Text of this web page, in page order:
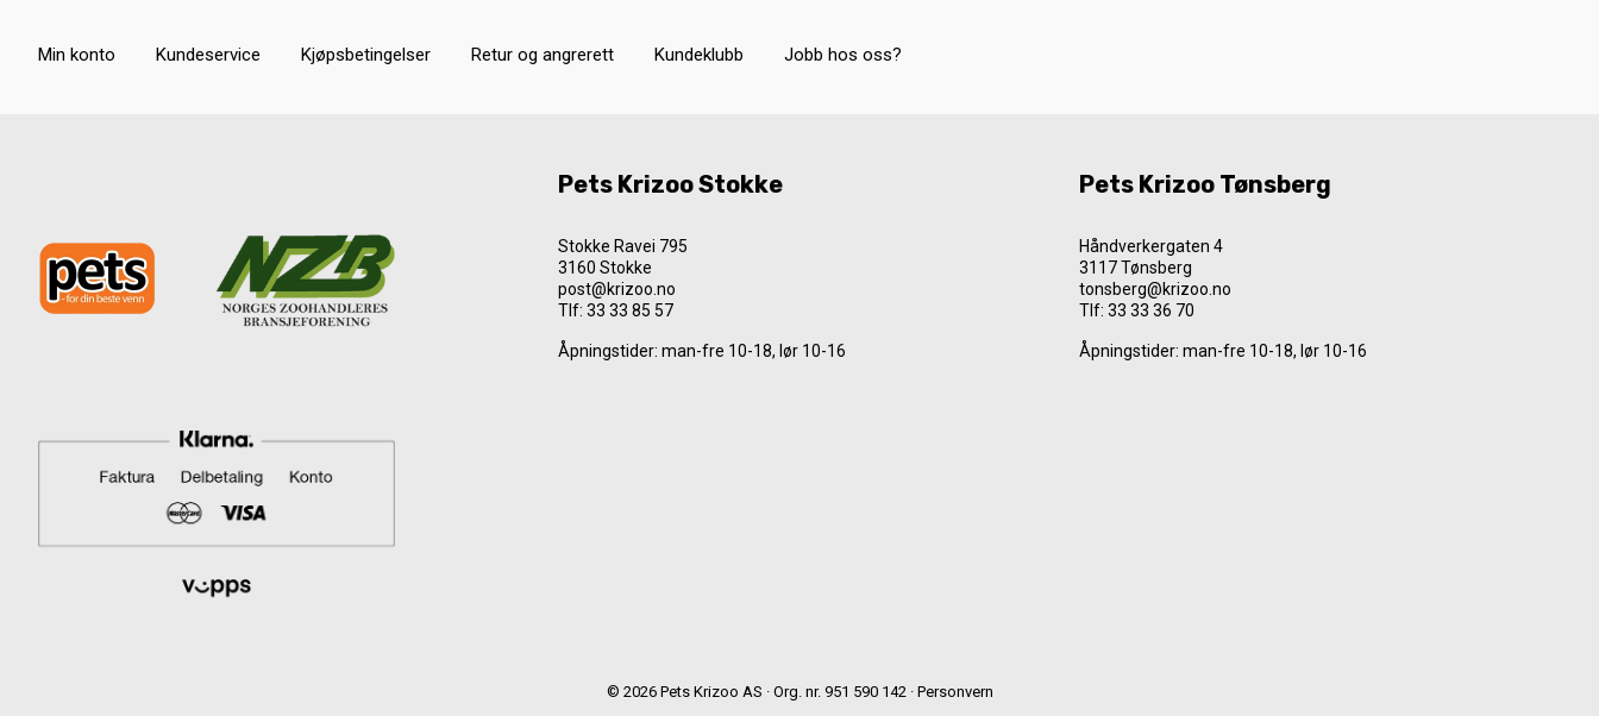
Min konto Kundeservice Kjøpsbetingelser Retur og angrerett Kundeklubb Jobb hos oss?
Pets Krizoo Stokke
Stokke Ravei 795
3160 Stokke
post@krizoo.no
Tlf:33 33 85 57
Åpningstider: man-fre 10-18, lør 10-16
Pets Krizoo Tønsberg
Håndverkergaten 4
3117 Tønsberg
tonsberg@krizoo.no
Tlf: 33 33 36 70
Åpningstider: man-fre 10-18, lør 10-16
© 2026 Pets Krizoo AS · Org. nr. 951 590 142 · Personvern